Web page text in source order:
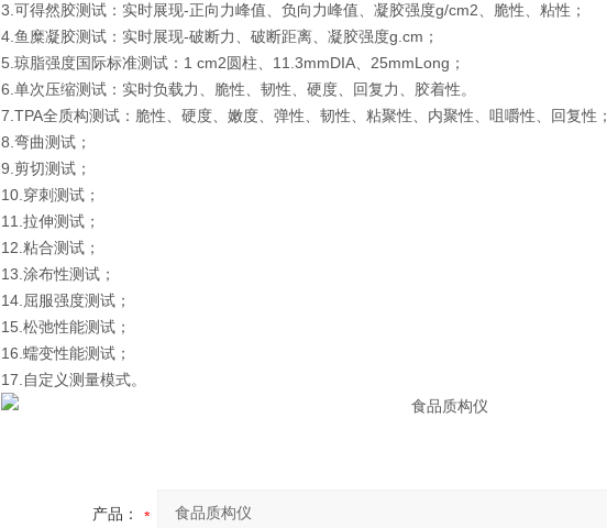
3.可得然胶测试：实时展现-正向力峰值、负向力峰值、凝胶强度g/cm2、脆性、粘性；
4.鱼糜凝胶测试：实时展现-破断力、破断距离、凝胶强度g.cm；
5.琼脂强度国际标准测试：1 cm2圆柱、11.3mmDIA、25mmLong；
6.单次压缩测试：实时负载力、脆性、韧性、硬度、回复力、胶着性。
7.TPA全质构测试：脆性、硬度、嫩度、弹性、韧性、粘聚性、内聚性、咀嚼性、回复性；
8.弯曲测试；
9.剪切测试；
10.穿刺测试；
11.拉伸测试；
12.粘合测试；
13.涂布性测试；
14.屈服强度测试；
15.松弛性能测试；
16.蠕变性能测试；
17.自定义测量模式。
产品：